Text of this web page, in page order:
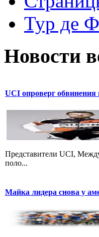
Тур де
Новости
UCI опроверг
Представители UCI,
поло...
Майка лидера снова у